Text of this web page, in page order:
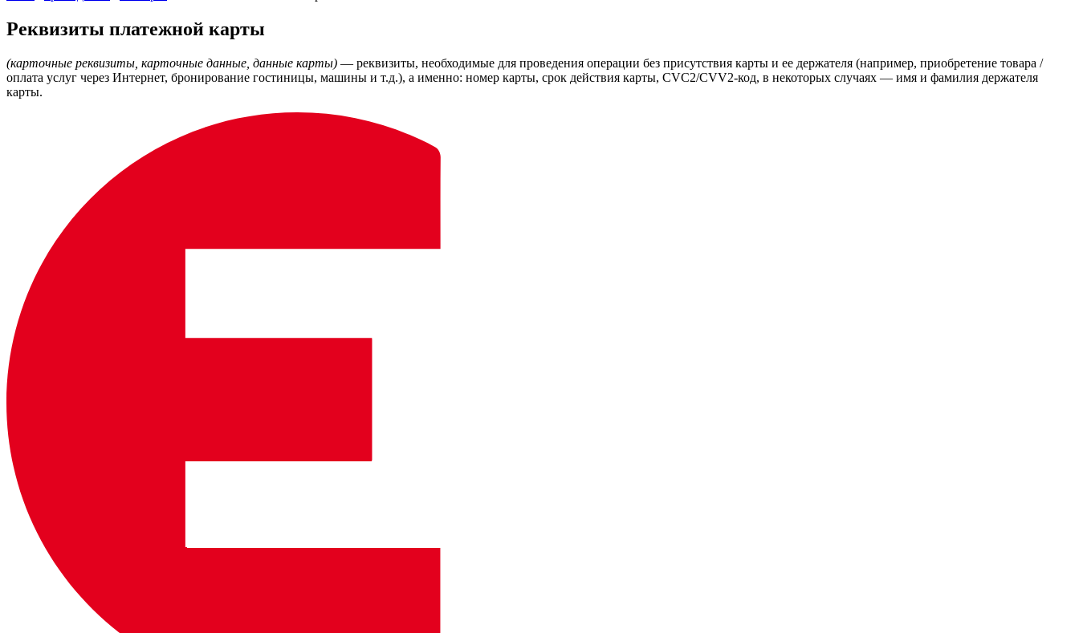
Реквизиты платежной карты
(карточные реквизиты, карточные данные, данные карты) — реквизиты, необходимые для проведения операции без присутствия карты и ее держателя (например, приобретение товара /
оплата услуг через Интернет, бронирование гостиницы, машины и т.д.), а именно: номер карты, срок действия карты, CVC2/CVV2-код, в некоторых случаях — имя и фамилия держателя
карты.